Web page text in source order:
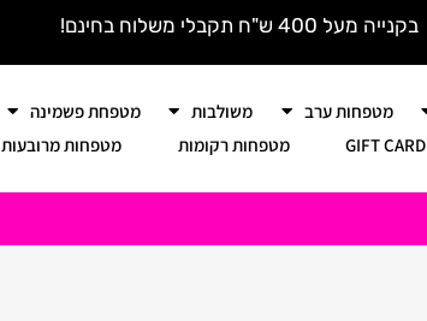
בקנייה מעל 400 ש"ח תקבלי משלוח בחינם!
מטפחות ערב משולבות מטפחת פשמינה
GIFT CARD מטפחות רקומות מטפחות מרובעות